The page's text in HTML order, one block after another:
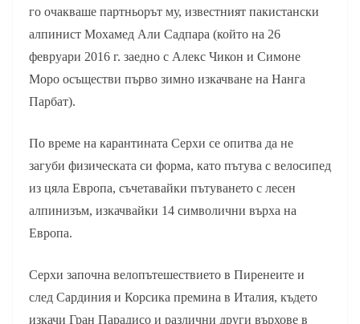
го очакваше партньорът му, известният пакистански
алпинист Мохамед Али Садпара (който на 26
февруари 2016 г. заедно с Алекс Чикон и Симоне
Моро осъществи първо зимно изкачване на Нанга
Парбат).
По време на карантината Серхи се опитва да не
загуби физическата си форма, като пътува с велосипед
из цяла Европа, съчетавайки пътуването с лесен
алпинизъм, изкачвайки 14 символични върха на
Европа.
Серхи започна велопътешествието в Пиренеите и
след Сардиния и Корсика премина в Италия, където
изкачи Гран Парадисо и различни други върхове в